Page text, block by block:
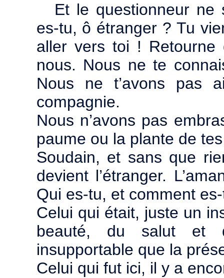
Et le questionneur
es-tu, ô étranger ? Tu
aller vers toi !
nous. Nous ne te
Nous ne t’avons pas
compagnie.
Nous n’avons pas
paume ou la plante de
Soudain, et sans que
devient l’étranger.
Qui es-tu, et comment
Celui qui était, juste un
beauté, du salut et
insupportable que la
Celui qui fut ici, il y a